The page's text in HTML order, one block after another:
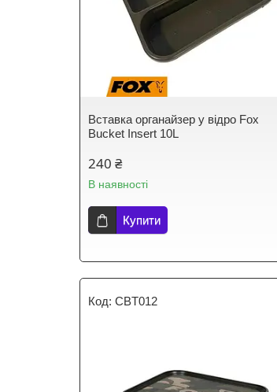
Вставка органайзер у відро Fox
Bucket Insert 10L
240 ₴
В наявності
Купити
CBT012